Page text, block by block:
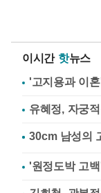
이시간 핫뉴스
'고지용과 이
유혜정, 자궁
'원정도박 고